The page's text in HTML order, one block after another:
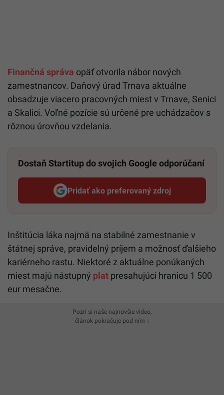
Finančná správa opäť otvorila nábor nových
zamestnancov. Daňový úrad Trnava aktuálne
obsadzuje viacero pracovných miest v Trnave, Senici
a Skalici. Voľné pozície sú určené pre uchádzačov s
rôznou úrovňou vzdelania.
Dostaň Startitup do svojich Google odporúčaní
Pridať ako preferovaný zdroj
Startitup, odkaz sa otvorí v
Inštitúcia láka najmä na stabilné zamestnanie v
štátnej správe, pravidelný príjem a možnosť ďalšieho
kariérneho rastu. Niektoré z aktuálne ponúkaných
miest majú nástupný plat presahujúci hranicu 1 500
eur mesačne.
Pozri si naše najnovšie video,
článok pokračuje pod ním ↓